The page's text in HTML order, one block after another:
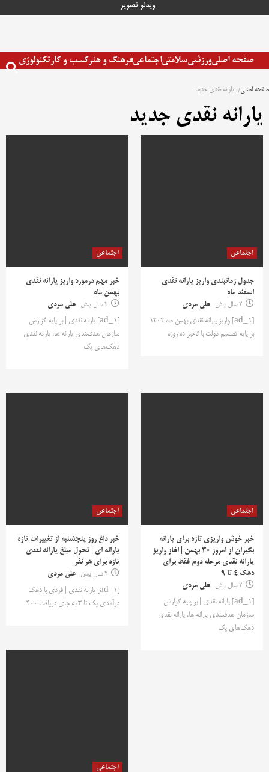
ویدئو تصویر
صفحه اصلیورزشیسلامتیاجتماعیفرهنگ و هنرکسب و کارتکنولوژی
صفحه اصلی یارانه نقدی جدید
یارانه نقدی جدید
اجتماعی
جدول زمانبندی واریز یارانه‌ نقدی
اسفند ماه
2 سال پیش
علی مردی
[ad_1] واریز یارانه نقدی بهمن ماه ۱۴۰۲
بر پایه تصمیم دولت با تاخیر ده روزه
اجتماعی
خبر مهم درمورد واریز یارانه نقدی
بهمن ماه
2 سال پیش
علی مردی
[ad_1] یارانه نقدی | بر پایه گزارش
سازمان هدفمندی یارانه ها، یارانه نقدی
دهک‌های یک
اجتماعی
خبر خوش واریزی تازه برای یارانه
بگیران از امروز 30 بهمن | اغاز واریز
یارانه نقدی مرحله دوم فقط برای
دهک ۴ تا ۹
2 سال پیش
علی مردی
[ad_1] یارانه نقدی | بر پایه گزارش
سازمان هدفمندی یارانه ها، یارانه نقدی
دهک‌های یک
اجتماعی
خبر داغ روز پنجشنبه از تغییرات تازه
یارانه ای | تحول مبلغ یارانه نقدی
تازه برای هر نفر
2 سال پیش
علی مردی
[ad_1] یارانه نقدی | فردی با دهک
درآمدی یک تا ۳ به جای دریافت ۴۰۰
اجتماعی